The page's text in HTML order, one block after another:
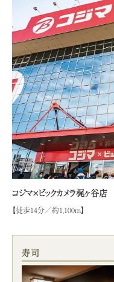
コジマ×ビックカメラ梶ヶ谷店
【徒歩14分／約1,100m】
寿司